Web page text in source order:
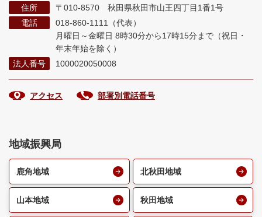
住所
〒010-8570 秋田県秋田市山王四丁目1番1号
電話
018-860-1111（代表）
月曜日～金曜日 8時30分から17時15分まで （祝日・
年末年始を除く）
法人番号
1000020050008
アクセス 部署別電話番号
地域振興局
鹿角地域 北秋田地域
山本地域 秋田地域